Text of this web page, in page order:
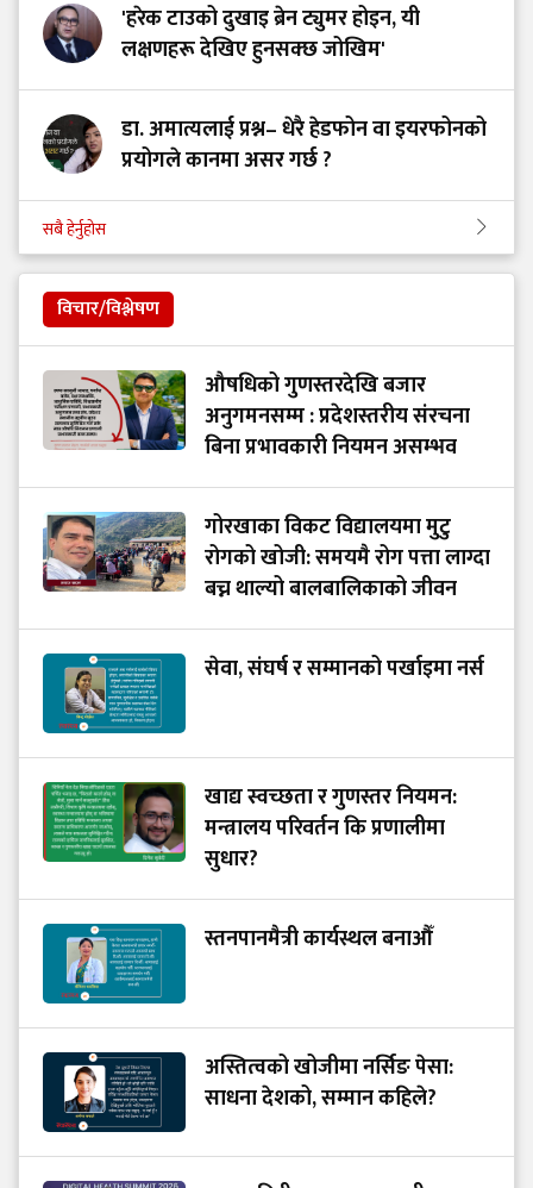
'हरेक टाउको दुखाइ ब्रेन ट्युमर होइन, यी
लक्षणहरू देखिए हुनसक्छ जोखिम'
डा. अमात्यलाई प्रश्न– धेरै हेडफोन वा इयरफोनको
प्रयोगले कानमा असर गर्छ ?
सबै हेर्नुहोस
विचार/विश्लेषण
औषधिको गुणस्तरदेखि बजार
अनुगमनसम्म : प्रदेशस्तरीय संरचना
बिना प्रभावकारी नियमन असम्भव
गोरखाका विकट विद्यालयमा मुटु
रोगको खोजी: समयमै रोग पत्ता लाग्दा
बच्न थाल्यो बालबालिकाको जीवन
सेवा, संघर्ष र सम्मानको पर्खाइमा नर्स
खाद्य स्वच्छता र गुणस्तर नियमन:
मन्त्रालय परिवर्तन कि प्रणालीमा
सुधार?
स्तनपानमैत्री कार्यस्थल बनाऔँ
अस्तित्वको खोजीमा नर्सिङ पेसा:
साधना देशको, सम्मान कहिले?